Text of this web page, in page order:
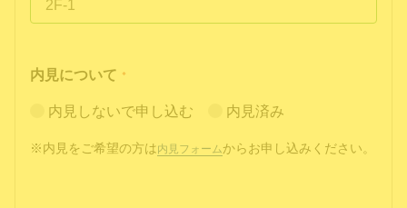
内見について *
内見しないで申し込む 内見済み
※内見をご希望の方は 内見フォームからお申し込みください。